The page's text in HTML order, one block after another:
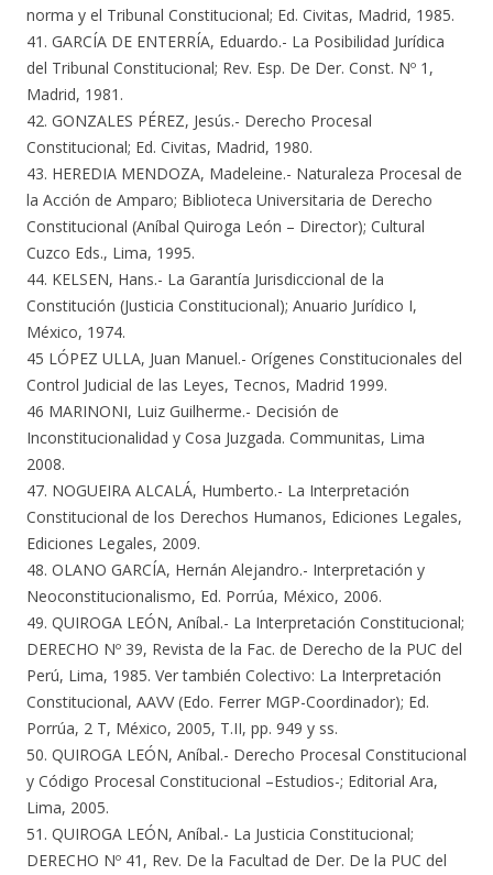
norma y el Tribunal Constitucional; Ed. Civitas, Madrid, 1985.
41. GARCÍA DE ENTERRÍA, Eduardo.- La Posibilidad Jurídica
del Tribunal Constitucional; Rev. Esp. De Der. Const. Nº 1,
Madrid, 1981.
42. GONZALES PÉREZ, Jesús.- Derecho Procesal
Constitucional; Ed. Civitas, Madrid, 1980.
43. HEREDIA MENDOZA, Madeleine.- Naturaleza Procesal de
la Acción de Amparo; Biblioteca Universitaria de Derecho
Constitucional (Aníbal Quiroga León – Director); Cultural
Cuzco Eds., Lima, 1995.
44. KELSEN, Hans.- La Garantía Jurisdiccional de la
Constitución (Justicia Constitucional); Anuario Jurídico I,
México, 1974.
45 LÓPEZ ULLA, Juan Manuel.- Orígenes Constitucionales del
Control Judicial de las Leyes, Tecnos, Madrid 1999.
46 MARINONI, Luiz Guilherme.- Decisión de
Inconstitucionalidad y Cosa Juzgada. Communitas, Lima
2008.
47. NOGUEIRA ALCALÁ, Humberto.- La Interpretación
Constitucional de los Derechos Humanos, Ediciones Legales,
Ediciones Legales, 2009.
48. OLANO GARCÍA, Hernán Alejandro.- Interpretación y
Neoconstitucionalismo, Ed. Porrúa, México, 2006.
49. QUIROGA LEÓN, Aníbal.- La Interpretación Constitucional;
DERECHO Nº 39, Revista de la Fac. de Derecho de la PUC del
Perú, Lima, 1985. Ver también Colectivo: La Interpretación
Constitucional, AAVV (Edo. Ferrer MGP-Coordinador); Ed.
Porrúa, 2 T, México, 2005, T.II, pp. 949 y ss.
50. QUIROGA LEÓN, Aníbal.- Derecho Procesal Constitucional
y Código Procesal Constitucional –Estudios-; Editorial Ara,
Lima, 2005.
51. QUIROGA LEÓN, Aníbal.- La Justicia Constitucional;
DERECHO Nº 41, Rev. De la Facultad de Der. De la PUC del